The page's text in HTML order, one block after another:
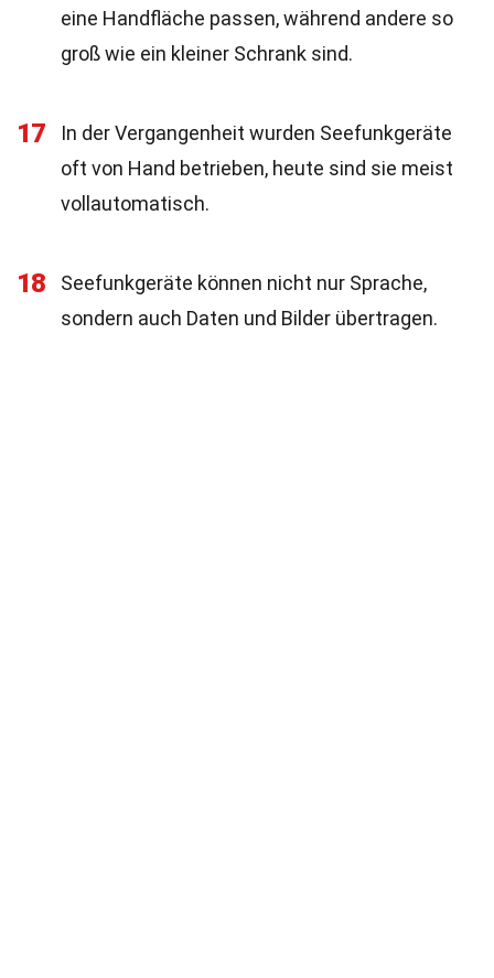
eine Handfläche passen, während andere so
groß wie ein kleiner Schrank sind.
17
In der Vergangenheit wurden Seefunkgeräte
oft von Hand betrieben, heute sind sie meist
vollautomatisch.
18
Seefunkgeräte können nicht nur Sprache,
sondern auch Daten und Bilder übertragen.